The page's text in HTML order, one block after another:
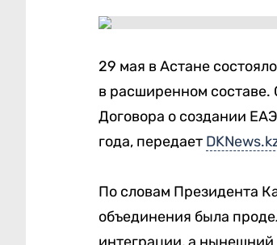
29 мая в Астане
в расширенном составе.
Договора о создании
года, передает
По словам Президента
объединения была